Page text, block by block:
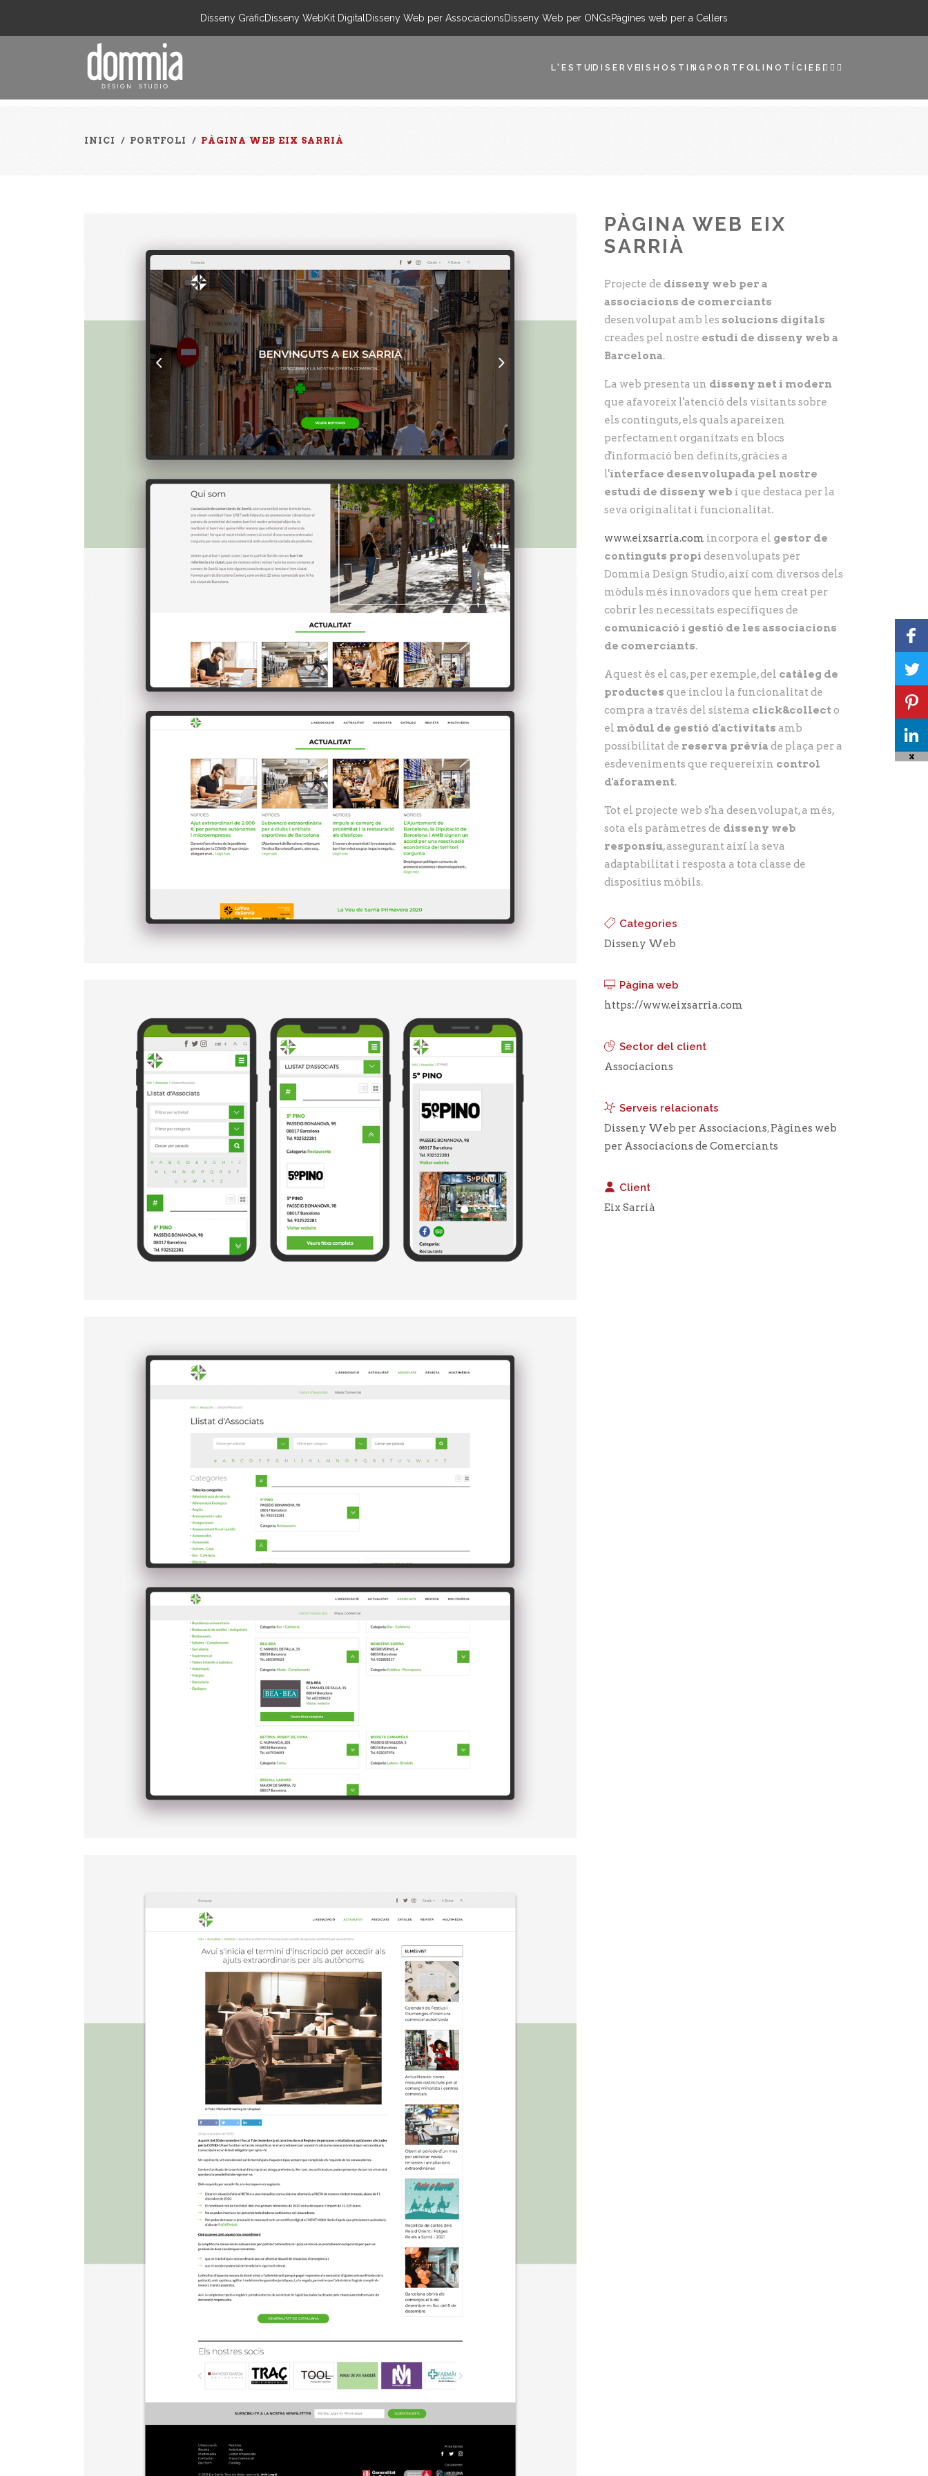
Disseny GràficDisseny WebKit Digital Disseny Web per AssociacionsDisseny Web per ONGsPàgines web per a Cellers
L'ESTUDI SERVEIS HOSTING PORTFOLI NOTÍCIES
INICI / PORTFOLI / PÀGINA WEB EIX SARRIÀ
PÀGINA WEB EIX
SARRIÀ
Projecte de disseny web per a
associacions de comerciants
desenvolupat amb les solucions digitals
creades pel nostre estudi de disseny web a
Barcelona.
La web presenta un disseny net i modern
que afavoreix l'atenció dels visitants sobre
els continguts, els quals apareixen
perfectament organitzats en blocs
d'informació ben definits, gràcies a
l'interface desenvolupada pel nostre
estudi de disseny web i que destaca per la
seva originalitat i funcionalitat.
www.eixsarria.com incorpora el gestor de
continguts propi desenvolupats per
Dommia Design Studio, així com diversos dels
mòduls més innovadors que hem creat per
cobrir les necessitats específiques de
comunicació i gestió de les associacions
de comerciants.
Aquest és el cas, per exemple, del catàleg de
productes que inclou la funcionalitat de
compra a través del sistema click&collect o
el mòdul de gestió d'activitats amb
possibilitat de reserva prèviade plaça per a
esdeveniments que requereixin control
d'aforament.
Tot el projecte web s'ha desenvolupat, a més,
sota els paràmetres de disseny web
responsiu, assegurant així la seva
adaptabilitat i resposta a tota classe de
dispositius mòbils.
Categories
Disseny Web
Pàgina web
https://www.eixsarria.com
Sector del client
Associacions
Serveis relacionats
Disseny Web per Associacions,Pàgines web
per Associacions de Comerciants
Client
Eix Sarrià
X